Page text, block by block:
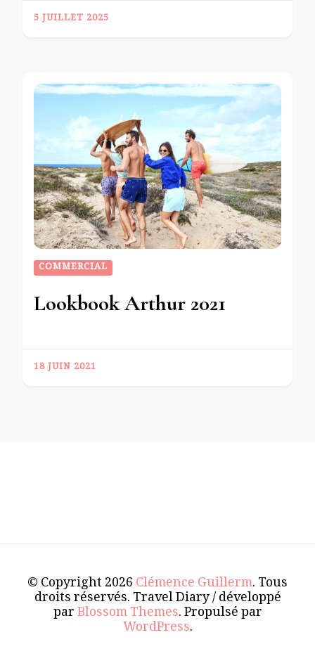
5 JUILLET 2025
COMMERCIAL
Lookbook Arthur 2021
18 JUIN 2021
© Copyright 2026 Clémence Guillerm. Tous
droits réservés. Travel Diary / développé
parBlossom Themes. Propulsé par
WordPress.